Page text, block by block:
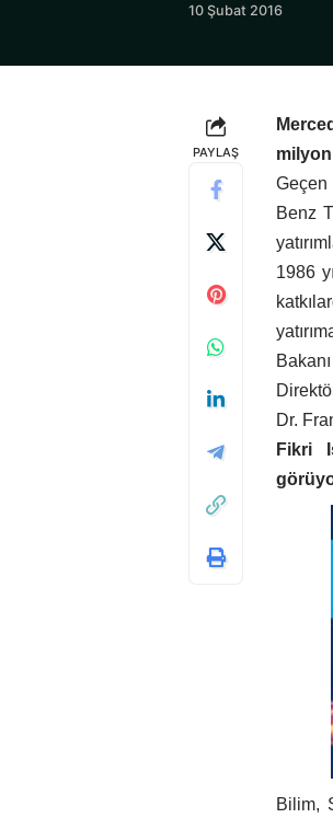
10 Şubat 2016
PAYLAŞ
Benz
1986
Dr.
Fikri
Bilim,